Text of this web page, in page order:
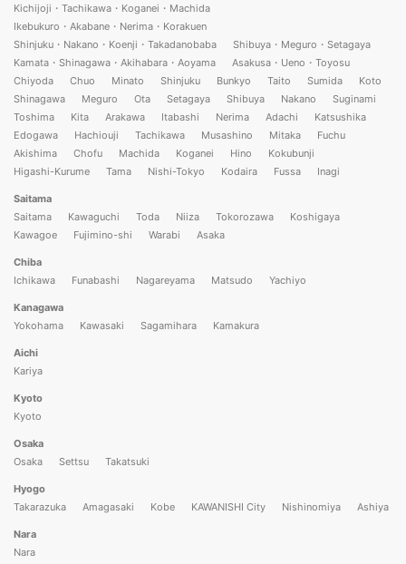
Kichijoji・Tachikawa・Koganei・Machida
Ikebukuro・Akabane・Nerima・Korakuen
Shinjuku・Nakano・Koenji・Takadanobaba
Shibuya・Meguro・Setagaya
Kamata・Shinagawa・Akihabara・Aoyama
Asakusa・Ueno・Toyosu
Chiyoda
Chuo Minato Shinjuku Bunkyo Taito Sumida
Koto
Shinagawa
Meguro Ota Setagaya Shibuya Nakano
Suginami
Toshima
Kita Arakawa Itabashi Nerima Adachi
Katsushika
Edogawa
Hachiouji Tachikawa Musashino Mitaka
Fuchu
Akishima
Chofu Machida Koganei Hino
Kokubunji
Higashi-Kurume
Tama Nishi-Tokyo Kodaira Fussa Inagi
Saitama
Saitama
Kawaguchi Toda Niiza Tokorozawa
Koshigaya
Kawagoe
Fujimino-shi Warabi Asaka
Chiba
Ichikawa
Funabashi Nagareyama Matsudo Yachiyo
Kanagawa
Yokohama
Kawasaki Sagamihara Kamakura
Aichi
Kariya
Kyoto
Kyoto
Osaka
Osaka
Settsu Takatsuki
Hyogo
Takarazuka
Amagasaki Kobe KAWANISHI City Nishinomiya Ashiya
Nara
Nara